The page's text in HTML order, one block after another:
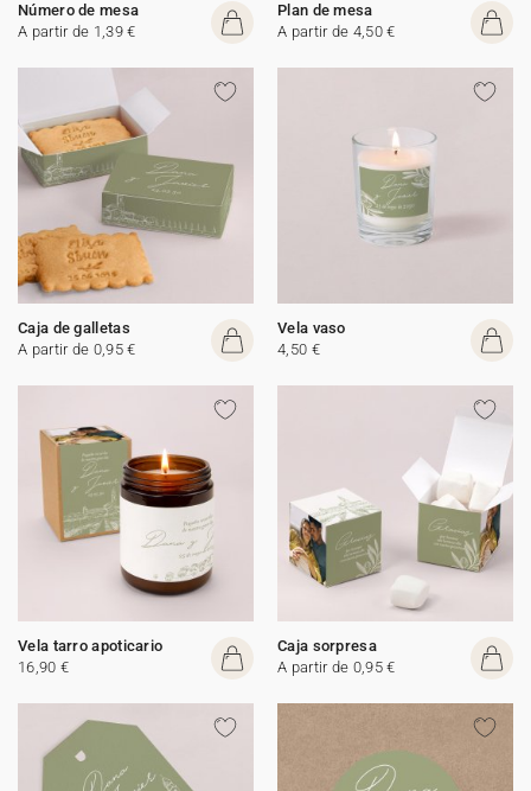
Número de mesa
A partir de 1,39 €
Plan de mesa
A partir de 4,50 €
Caja de galletas
A partir de 0,95 €
Vela vaso
4,50 €
Vela tarro apoticario
16,90 €
Caja sorpresa
A partir de 0,95 €